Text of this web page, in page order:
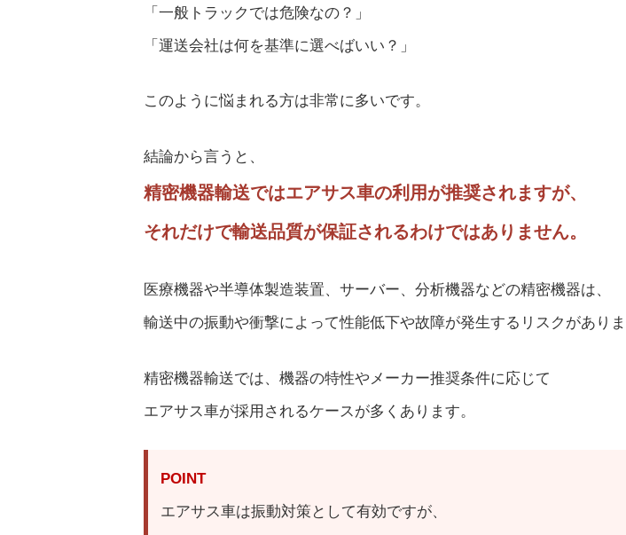
「一般トラックでは危険なの？」
「運送会社は何を基準に選べばいい？」
このように悩まれる方は非常に多いです。
結論から言うと、
精密機器輸送ではエアサス車の利用が推奨されますが、
それだけで輸送品質が保証されるわけではありません。
医療機器や半導体製造装置、サーバー、分析機器などの精密機器は、
輸送中の振動や衝撃によって性能低下や故障が発生するリスクがありま
精密機器輸送では、機器の特性やメーカー推奨条件に応じて
エアサス車が採用されるケースが多くあります。
POINT
エアサス車は振動対策として有効ですが、